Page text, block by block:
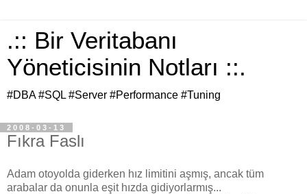
.:: Bir Veritabanı
Yöneticisinin Notları ::.
#DBA #SQL #Server #Performance #Tuning
2008-03-13
Fıkra Faslı
Adam otoyolda giderken hız limitini aşmış, ancak tüm
arabalar da onunla eşit hızda gidiyorlarmış...